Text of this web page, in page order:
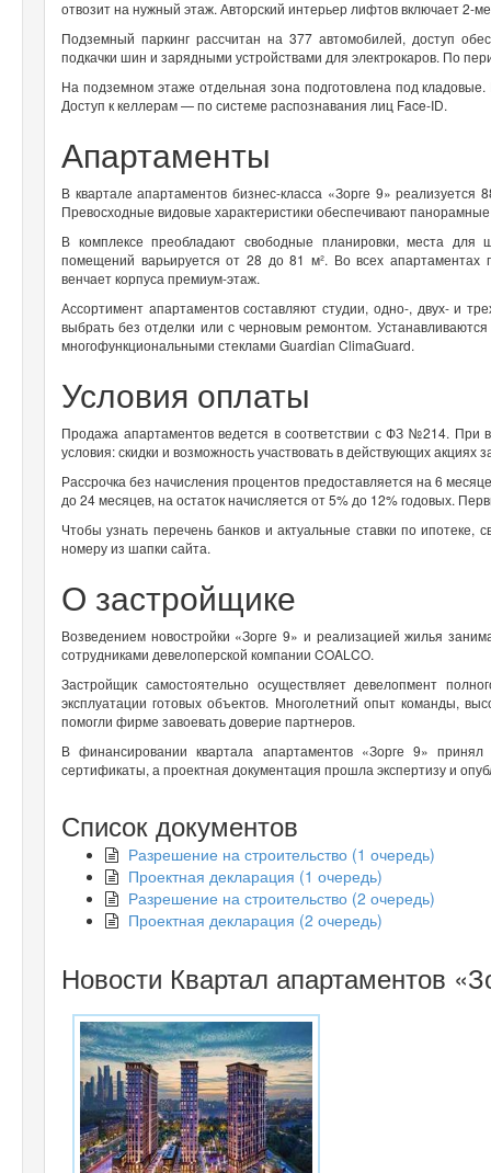
отвозит на нужный этаж. Авторский интерьер лифтов включает
Подземный паркинг рассчитан на 377 автомобилей, доступ
подкачки шин и зарядными устройствами для электрокаров. По
На подземном этаже отдельная зона подготовлена под
Доступ к келлерам — по системе распознавания лиц Face-ID.
Апартаменты
В квартале апартаментов бизнес-класса «Зорге 9»
Превосходные видовые характеристики обеспечивают
В комплексе преобладают свободные планировки, места
помещений варьируется от 28 до 81 м². Во всех
венчает корпуса премиум-этаж.
Ассортимент апартаментов составляют студии, одно-, двух- и
выбрать без отделки или с черновым ремонтом.
многофункциональными стеклами Guardian ClimaGuard.
Условия оплаты
Продажа апартаментов ведется в соответствии с ФЗ №214.
условия: скидки и возможность участвовать в действующих акциях
Рассрочка без начисления процентов предоставляется на 6
до 24 месяцев, на остаток начисляется от 5% до 12% годовых.
Чтобы узнать перечень банков и актуальные ставки по
номеру из шапки сайта.
О застройщике
Возведением новостройки «Зорге 9» и реализацией жилья
сотрудниками девелоперской компании COALCO.
Застройщик самостоятельно осуществляет девелопмент
эксплуатации готовых объектов. Многолетний опыт команды,
помогли фирме завоевать доверие партнеров.
В финансировании квартала апартаментов «Зорге 9»
сертификаты, а проектная документация прошла экспертизу и
Список документов
Разрешение на строительство (1 очередь)
Проектная декларация (1 очередь)
Разрешение на строительство (2 очередь)
Проектная декларация (2 очередь)
Новости Квартал апартаментов